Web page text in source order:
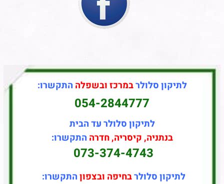
לתיקון סלולרבמרכז ובשפלה התקשרו:
054-2844777
לתיקון סלולר עד הבית
בנתניה, קיסריה, חדרה התקשרו:
073-374-4743
לתיקון סלולרבחיפה ובצפוןהתקשרו: